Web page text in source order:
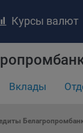
Курсы валют
Вклады